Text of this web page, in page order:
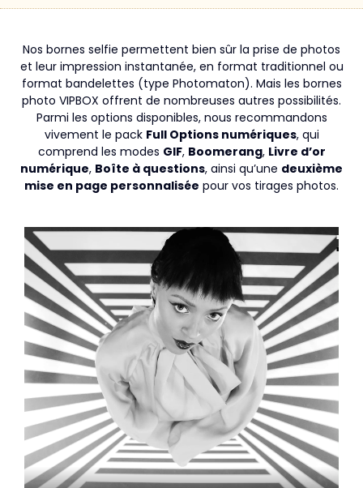
Nos bornes selfie permettent bien sûr la prise de photos
et leur impression instantanée, en format traditionnel ou
format bandelettes (type Photomaton). Mais les bornes
photo VIPBOX offrent de nombreuses autres possibilités.
Parmi les options disponibles, nous recommandons
vivement le pack Full Options numériques, qui
comprend les modes GIF, Boomerang, Livre d’or
numérique, Boîte à questions, ainsi qu’une deuxième
mise en page personnalisée pour vos tirages photos.